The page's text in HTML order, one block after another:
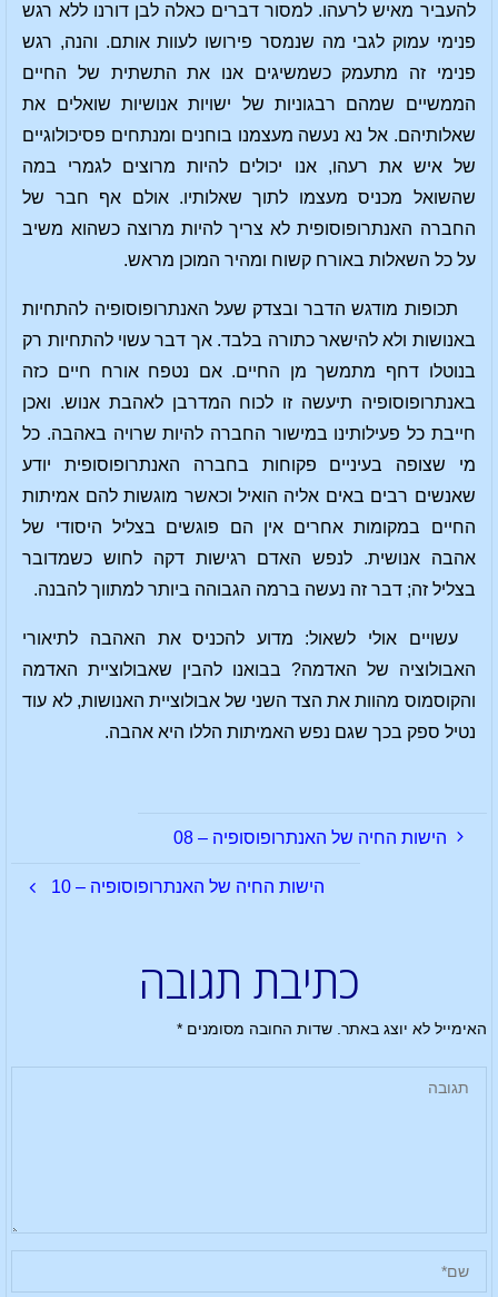
להעביר מאיש לרעהו. למסור דברים כאלה לבן דורנו ללא רגש
פנימי עמוק לגבי מה שנמסר פירושו לעוות אותם. והנה, רגש
פנימי זה מתעמק כשמשיגים אנו את התשתית של החיים
הממשיים שמהם רבגוניות של ישויות אנושיות שואלים את
שאלותיהם. אל נא נעשה מעצמנו בוחנים ומנתחים פסיכולוגיים
של איש את רעהו, אנו יכולים להיות מרוצים לגמרי במה
שהשואל מכניס מעצמו לתוך שאלותיו. אולם אף חבר של
החברה האנתרופוסופית לא צריך להיות מרוצה כשהוא משיב
על כל השאלות באורח קשוח ומהיר המוכן מראש.
תכופות מודגש הדבר ובצדק שעל האנתרופוסופיה להתחיות
באנושות ולא להישאר כתורה בלבד. אך דבר עשוי להתחיות רק
בנוטלו דחף מתמשך מן החיים. אם נטפח אורח חיים כזה
באנתרופוסופיה תיעשה זו לכוח המדרבן לאהבת אנוש. ואכן
חייבת כל פעילותינו במישור החברה להיות שרויה באהבה. כל
מי שצופה בעיניים פקוחות בחברה האנתרופוסופית יודע
שאנשים רבים באים אליה הואיל וכאשר מוגשות להם אמיתות
החיים במקומות אחרים אין הם פוגשים בצליל היסודי של
אהבה אנושית. לנפש האדם רגישות דקה לחוש כשמדובר
בצליל זה; דבר זה נעשה ברמה הגבוהה ביותר למתווך להבנה.
עשויים אולי לשאול: מדוע להכניס את האהבה לתיאורי
האבולוציה של האדמה? בבואנו להבין שאבולוציית האדמה
והקוסמוס מהוות את הצד השני של אבולוציית האנושות, לא עוד
נטיל ספק בכך שגם נפש האמיתות הללו היא אהבה.
הישות החיה של האנתרופוסופיה – 08
הישות החיה של האנתרופוסופיה – 10
כתיבת תגובה
האימייל לא יוצג באתר. שדות החובה מסומנים*